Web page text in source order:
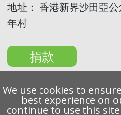
地址： 香港新界沙田亞
年村
捐款
We use cookies to
best experience on
continue to use this